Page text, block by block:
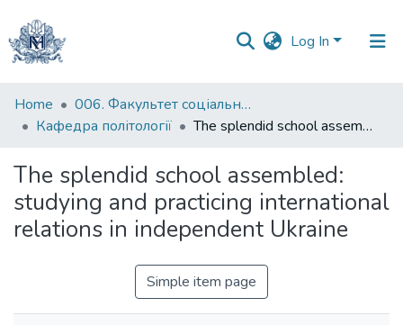
Log In
Communities
&
All of DSpace
Statistics
Home
006. Факультет соціальних наук і соціальних технологій
Кафедра політології
The splendid school assembled: studying and practicing international relations in independent Ukraine
The splendid school assembled:
studying and practicing international
relations in independent Ukraine
Simple item page